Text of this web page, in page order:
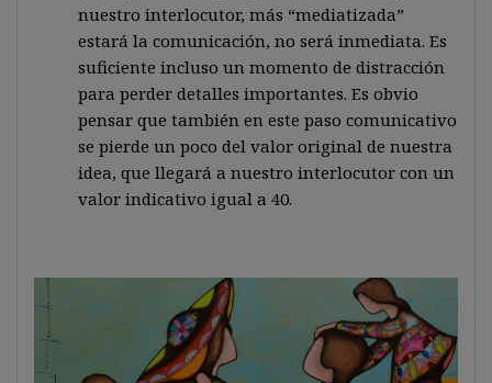
nuestro interlocutor, más “mediatizada”
estará la comunicación, no será inmediata. Es
suficiente incluso un momento de distracción
para perder detalles importantes. Es obvio
pensar que también en este paso comunicativo
se pierde un poco del valor original de nuestra
idea, que llegará a nuestro interlocutor con un
valor indicativo igual a 40.